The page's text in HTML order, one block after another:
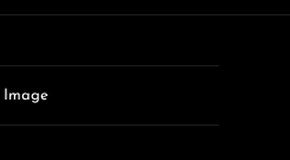
Image